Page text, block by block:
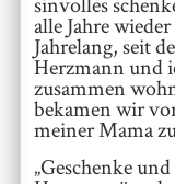
alle Jahre wieder
Jahrelang, seit
Herzmann und
zusammen
bekamen wir
meiner Mama
„Geschenke und